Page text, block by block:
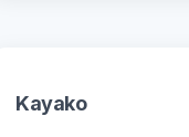
Kayako